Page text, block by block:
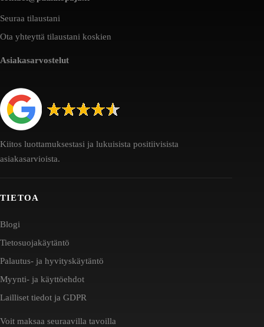
Seuraa tilaustani
Ota yhteyttä tilaustani koskien
Asiakasarvostelut
Kiitos luottamuksestasi ja lukuisista positiivisista
asiakasarvioista.
TIETOA
Blogi
Tietosuojakäytäntö
Palautus- ja hyvityskäytäntö
Myynti- ja käyttöehdot
Lailliset tiedot ja GDPR
Voit maksaa seuraavilla tavoilla